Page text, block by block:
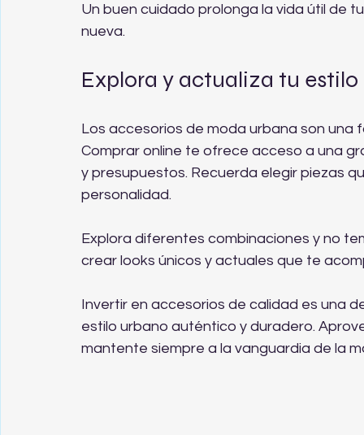
Un buen cuidado prolonga la vida útil de
nueva.
Explora y actualiza tu
Los accesorios de moda urbana son
Comprar online te ofrece acceso a una
y presupuestos. Recuerda elegir piezas
personalidad.
Explora diferentes combinaciones y no
crear looks únicos y actuales que te
Invertir en accesorios de calidad es una
estilo urbano auténtico y duradero.
mantente siempre a la vanguardia de la